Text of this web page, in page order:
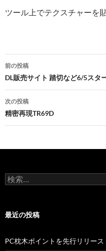
ツール上でテクスチャーを
投
稿
ナ
ビ
ゲ
ー
ョ
前の投稿
DL販売サイト 踏切など6/5スタ
次の投稿
精密再現TR69D
検
索:
最近の投稿
PC枕木ポイントを先行リリース